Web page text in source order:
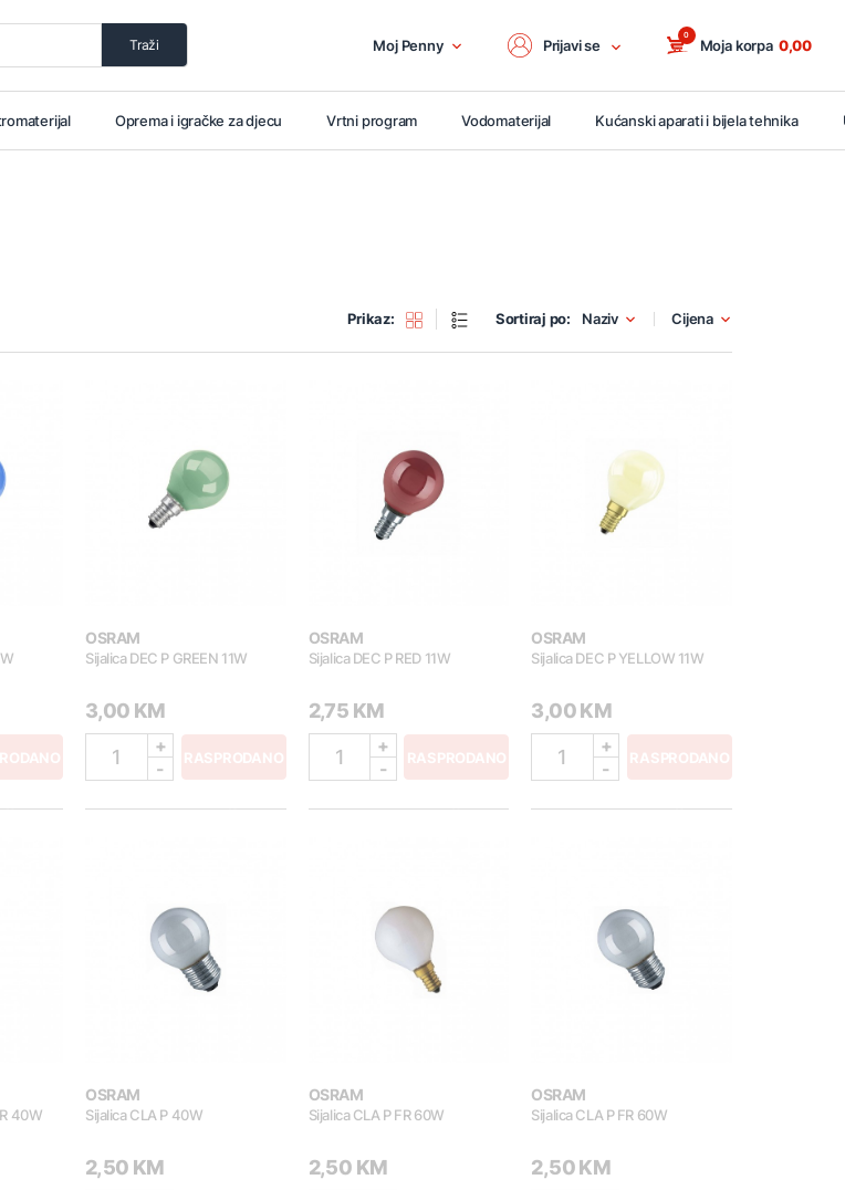
Traži Moj Penny Prijavi se Moja korpa
0
0,00
Oprema i igračke za djecu Vrtni program Vodomaterijal Kućanski aparati i bijela tehnika
Prikaz: Sortiraj po: Naziv Cijena
OSRAM
Sijalica DEC P GREEN 11W
3,00 KM
1
+
-
RASPRODANO
OSRAM
Sijalica DEC P RED 11W
2,75 KM
1
+
-
RASPRODANO
OSRAM
Sijalica DEC P YELLOW 11W
3,00 KM
1
+
-
RASPRODANO
40W
OSRAM
Sijalica CLA P 40W
2,50 KM
OSRAM
Sijalica CLA P FR 60W
2,50 KM
OSRAM
Sijalica CLA P FR 60W
2,50 KM